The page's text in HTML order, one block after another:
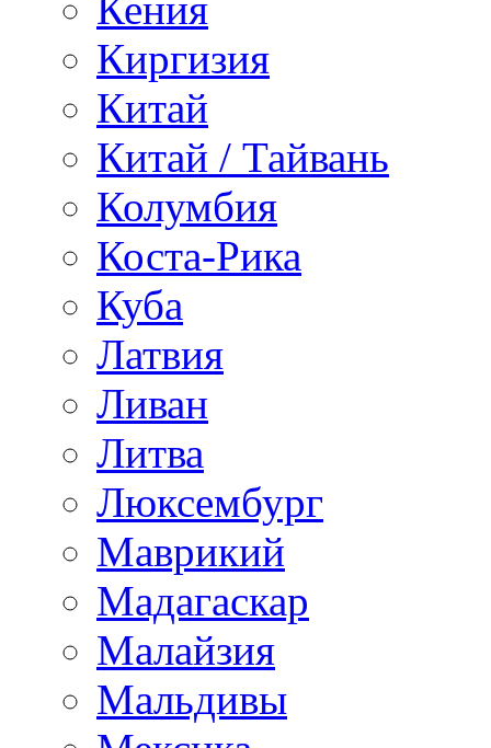
Кения
Киргизия
Китай
Китай / Тайвань
Колумбия
Коста-Рика
Куба
Латвия
Ливан
Литва
Люксембург
Маврикий
Мадагаскар
Малайзия
Мальдивы